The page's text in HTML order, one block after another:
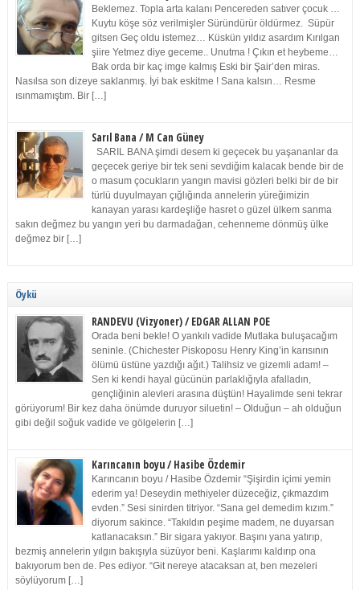
Beklemez. Topla arta kalanı Pencereden satıver çocuk …
Kuytu köşe söz verilmişler Süründürür öldürmez. Süpür
gitsen Geç oldu istemez… Küskün yıldız asardım Kırılgan
şiire Yetmez diye geceme.. Unutma ! Çıkın et heybeme…
Bak orda bir kaç imge kalmış Eski bir Şair’den miras.
Nasılsa son dizeye saklanmış. İyi bak eskitme ! Sana kalsın… Resme
ısınmamıştım. Bir […]
Sarıl Bana / M Can Güney
SARIL BANA şimdi desem ki geçecek bu yaşananlar da
geçecek geriye bir tek seni sevdiğim kalacak bende bir de
o masum çocukların yangın mavisi gözleri belki bir de bir
türlü duyulmayan çığlığında annelerin yüreğimizin
kanayan yarası kardeşliğe hasret o güzel ülkem sanma
sakın değmez bu yangın yeri bu darmadağan, cehenneme dönmüş ülke
değmez bir […]
Öykü
RANDEVU (Vizyoner) / EDGAR ALLAN POE
Orada beni bekle! O yankılı vadide Mutlaka buluşacağım
seninle. (Chichester Piskoposu Henry King’in karısının
ölümü üstüne yazdığı ağıt.) Talihsiz ve gizemli adam! –
Sen ki kendi hayal gücünün parlaklığıyla afalladın,
gençliğinin alevleri arasına düştün! Hayalimde seni tekrar
görüyorum! Bir kez daha önümde duruyor siluetin! – Olduğun – ah olduğun
gibi değil soğuk vadide ve gölgelerin […]
Karıncanın boyu / Hasibe Özdemir
Karıncanın boyu / Hasibe Özdemir “Şişirdin içimi yemin
ederim ya! Deseydin methiyeler düzeceğiz, çıkmazdım
evden.” Sesi sinirden titriyor. “Sana gel demedim kızım.”
diyorum sakince. “Takıldın peşime madem, ne duyarsan
katlanacaksın.” Bir sigara yakıyor. Başını yana yatırıp,
bezmiş annelerin yılgın bakışıyla süzüyor beni. Kaşlarımı kaldırıp ona
bakıyorum ben de. Pes ediyor. “Git nereye atacaksan at, ben mezeleri
söylüyorum […]